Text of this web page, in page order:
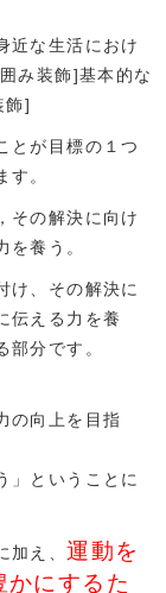
近な生活におけ
み装飾]基本的な
飾]
とが目標の１つ
。
その解決に向け
養う。
け、その解決に
伝える力を養
分です。
の向上を目指
」ということに
加え、運動を
かにするた